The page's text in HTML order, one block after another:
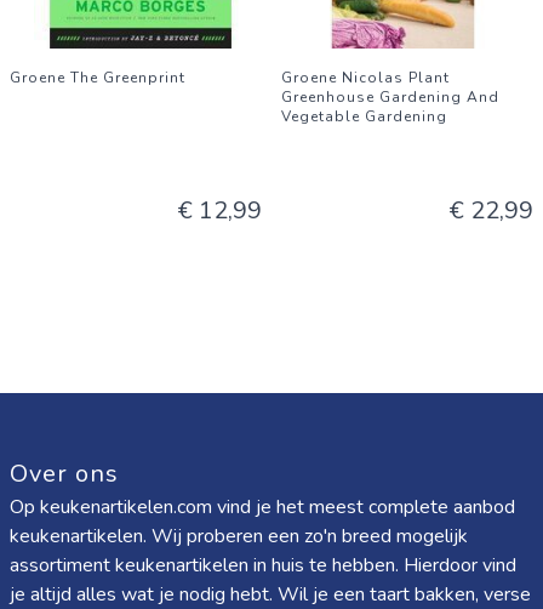
Groene The Greenprint
€ 12,99
Groene Nicolas Plant
Greenhouse Gardening And
Vegetable Gardening
€ 22,99
Over ons
Op keukenartikelen.com vind je het meest complete aanbod
keukenartikelen. Wij proberen een zo'n breed mogelijk
assortiment keukenartikelen in huis te hebben. Hierdoor vind
je altijd alles wat je nodig hebt. Wil je een taart bakken, verse